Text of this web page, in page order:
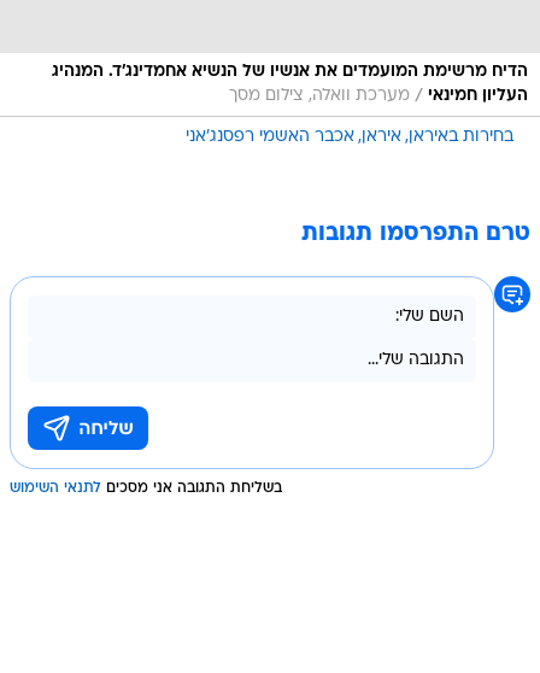
הדיח מרשימת המועמדים את אנשיו של הנשיא אחמדינג'ד. המנהיג
העליון חמינאי / מערכת וואלה, צילום מסך
בחירות באיראן איראן אכבר האשמי רפסנג'אני
טרם התפרסמו תגובות
בשליחת התגובה אני מסכים לתנאי השימוש